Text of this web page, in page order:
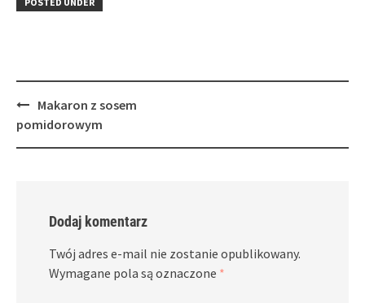
new
Post
navigation
Makaron z sosem
pomidorowym
Dodaj komentarz
Twój adres e-mail nie zostanie opublikowany.
Wymagane pola są oznaczone *